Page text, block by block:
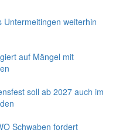
weiterhin
auf Mängel mit
soll ab 2027 auch im
Schwaben fordert